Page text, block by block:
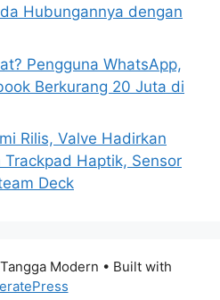
Hubungannya dengan
Pengguna WhatsApp,
Berkurang 20 Juta di
Rilis, Valve Hadirkan
Haptik, Sensor
Deck
Modern • Built with